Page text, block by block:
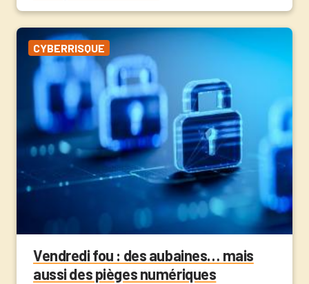
CYBERRISQUE
Vendredi fou : des aubaines… mais
aussi des pièges numériques